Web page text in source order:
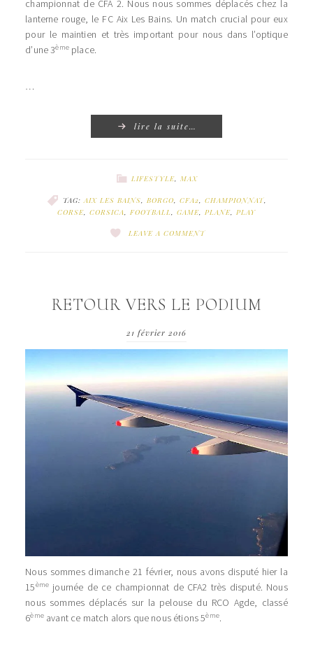
championnat de CFA 2. Nous nous sommes déplacés chez la
lanterne rouge, le FC Aix Les Bains. Un match crucial pour eux
pour le maintien et très important pour nous dans l’optique
d’une 3èmeplace.
…
lire la suite…
LIFESTYLE MAX
TAG: AIX LES BAINS BORGO CFA2 CHAMPIONNAT,
CORSE CORSICA FOOTBALL GAME PLANE PLAY
LEAVE A COMMENT
RETOUR VERS LE PODIUM
21 février 2016
Nous sommes dimanche 21 février, nous avons disputé hier la
15ème journée de ce championnat de CFA2 très disputé. Nous
nous sommes déplacés sur la pelouse du RCO Agde, classé
6èmeavant ce match alors que nous étions 5ème.